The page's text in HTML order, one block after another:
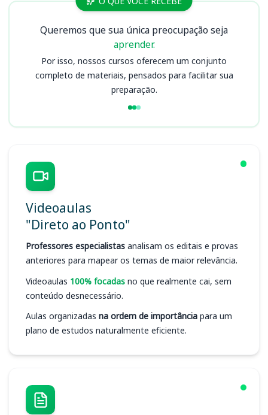
Queremos que sua única preocupação seja
aprender.
Por isso, nossos cursos oferecem um conjunto
completo de materiais, pensados para facilitar sua
preparação.
Videoaulas
"Direto ao Ponto"
Professores especialistas analisam os editais e provas
anteriores para mapear os temas de maior relevância.
Videoaulas 100% focadas no que realmente cai, sem
conteúdo desnecessário.
Aulas organizadas na ordem de importância para um
plano de estudos naturalmente eficiente.